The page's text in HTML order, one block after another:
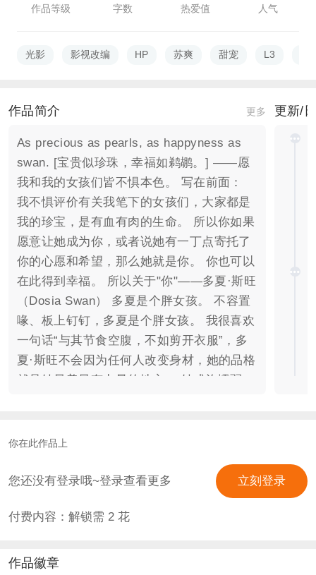
作品等级 字数 热爱值 人气
光影 影视改编 HP 苏爽 甜宠 L3
作品简介 更多
As precious as pearls, as happyness as
swan. [宝贵似珍珠，幸福如鹈鹕。] ——愿
我和我的女孩们皆不惧本色。 写在前面：
我不惧评价有关我笔下的女孩们，大家都是
我的珍宝，是有血有肉的生命。 所以你如果
愿意让她成为你，或者说她有一丁点寄托了
你的心愿和希望，那么她就是你。 你也可以
在此得到幸福。 所以关于"你"——多夏·斯旺
（Dosia Swan） 多夏是个胖女孩。 不容置
喙、板上钉钉，多夏是个胖女孩。 我很喜欢
一句话“与其节食空腹，不如剪开衣服”，多
夏·斯旺不会因为任何人改变身材，她的品格
就是她最美最有力量的地方。 她或许懦弱、
顽强、温暖、总是不会真正地弃所有人与水
复杂的，人性是复杂的。但正因所有缠绕着
的一切，才编织出名为爱的网。才得以用这
张网兜住坠落的我们。 Dosia`s fall. 既是多
些多，愿点进这个作品的你们收获幸福。 关
更新/
你在此作品上
您还没有登录哦~登录查看更多 立刻登录
付费内容：解锁需 2花
作品徽章